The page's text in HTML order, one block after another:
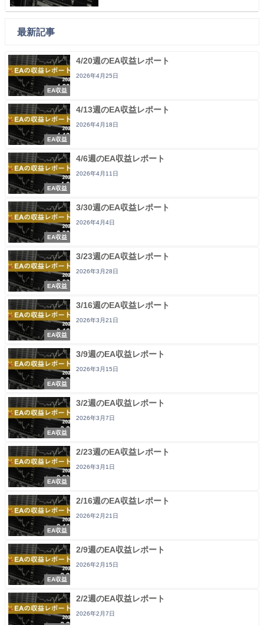
最新記事
EA収益
4/20週のEA収益レポート
2026年4月25日
EA収益
4/13週のEA収益レポート
2026年4月18日
EA収益
4/6週のEA収益レポート
2026年4月11日
EA収益
3/30週のEA収益レポート
2026年4月4日
EA収益
3/23週のEA収益レポート
2026年3月28日
EA収益
3/16週のEA収益レポート
2026年3月21日
EA収益
3/9週のEA収益レポート
2026年3月15日
EA収益
3/2週のEA収益レポート
2026年3月7日
EA収益
2/23週のEA収益レポート
2026年3月1日
EA収益
2/16週のEA収益レポート
2026年2月21日
EA収益
2/9週のEA収益レポート
2026年2月15日
2/2週のEA収益レポート
2026年2月7日